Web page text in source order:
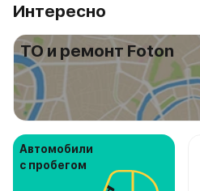
Интересно
ТО и ремонт Foton
Автомобили
с пробегом